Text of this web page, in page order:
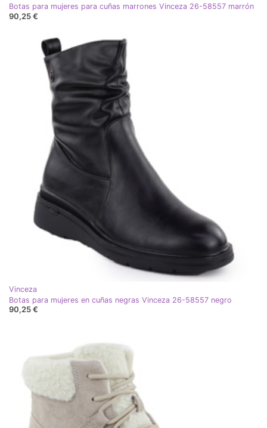
Botas para mujeres para cuñas marrones Vinceza 26-58557 marrón
90,25 €
Vinceza
Botas para mujeres en cuñas negras Vinceza 26-58557 negro
90,25 €